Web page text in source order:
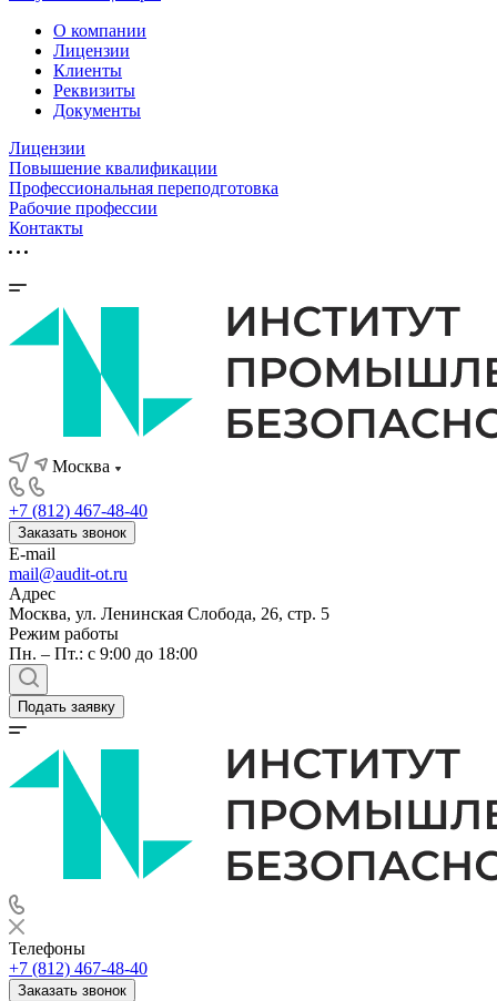
О компании
Лицензии
Клиенты
Реквизиты
Документы
Лицензии
Повышение квалификации
Профессиональная переподготовка
Рабочие профессии
Контакты
Москва
+7 (812) 467-48-40
Заказать звонок
E-mail
mail@audit-ot.ru
Адрес
Москва, ул. Ленинская Слобода, 26, стр. 5
Режим работы
Пн. – Пт.: с 9:00 до 18:00
Подать заявку
Телефоны
+7 (812) 467-48-40
Заказать звонок